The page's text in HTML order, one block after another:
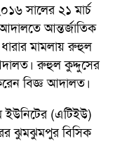
সালের ২১ মার্চ
আন্তর্জাতিক
মামলায় রুহুল
রুহুল কুদ্দুসের
বিজ্ঞ আদালত।
ইউনিটের (এটিইউ)
ঝুমঝুমপুর বিসিক